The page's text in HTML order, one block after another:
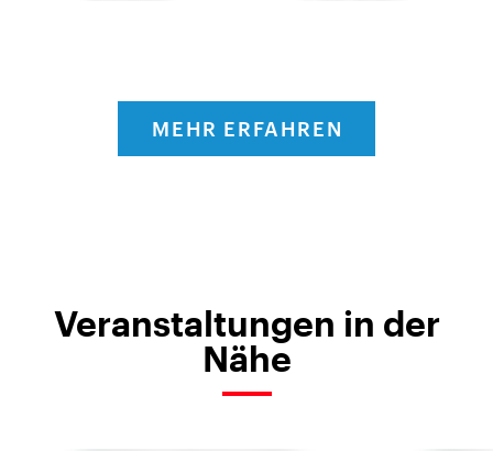
MEHR ERFAHREN
Veranstaltungen in der
Nähe